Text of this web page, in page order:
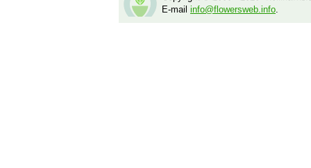
E-mail info@flowersweb.info.